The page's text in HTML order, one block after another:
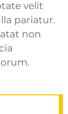
velit
pariatur.
non